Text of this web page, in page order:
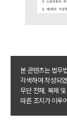
본 콘텐츠는 법무
각색하여 작성되
무단 전재, 복제
따른 조치가 이루